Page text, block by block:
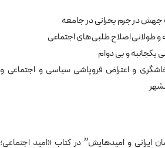
و اعتراض فروپاشی سیاسی و اجتماعی و
ایرانی و امیدهایش” در کتاب«امید اجتماعی؛